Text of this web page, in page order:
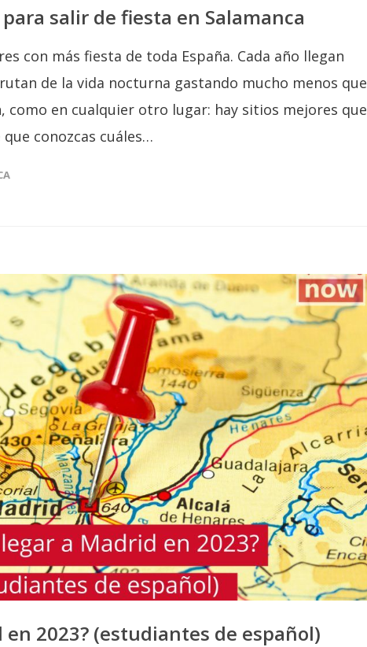
salir de fiesta en Salamanca
con más fiesta de toda España. Cada año llegan
de la vida nocturna gastando mucho menos que
como en cualquier otro lugar: hay sitios mejores que
conozcas cuáles…
en 2023? (estudiantes de español)